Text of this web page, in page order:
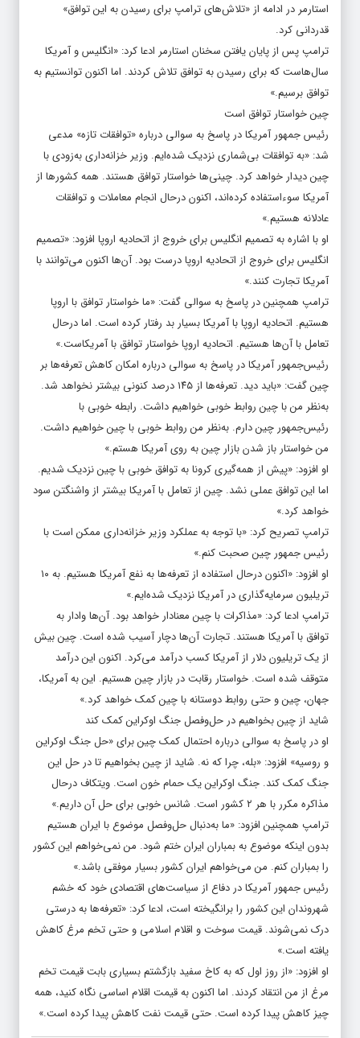
استارمر در ادامه از «تلاش‌های ترامپ برای رسیدن به این توافق»
قدردانی کرد.
ترامپ پس از پایان یافتن سخنان استارمر ادعا کرد: «انگلیس و آمریکا
سال‌هاست که برای رسیدن به توافق تلاش کردند. اما اکنون توانستیم به
توافق برسیم.»
چین خواستار توافق است
رئیس جمهور آمریکا در پاسخ به سوالی درباره «توافقات تازه» مدعی
شد: «به توافقات بی‌شماری نزدیک شده‌ایم. وزیر خزانه‌داری به‌زودی با
چین دیدار خواهد کرد. چینی‌ها خواستار توافق هستند. همه کشورها از
آمریکا سوءاستفاده کرده‌اند، اکنون درحال انجام معاملات و توافقات
عادلانه هستیم.»
او با اشاره به تصمیم انگلیس برای خروج از اتحادیه اروپا افزود: «تصمیم
انگلیس برای خروج از اتحادیه اروپا درست بود. آن‌ها اکنون می‌توانند با
آمریکا تجارت کنند.»
ترامپ همچنین در پاسخ به سوالی گفت: «ما خواستار توافق با اروپا
هستیم. اتحادیه اروپا با آمریکا بسیار بد رفتار کرده است. اما درحال
تعامل با آن‌ها هستیم. اتحادیه اروپا خواستار توافق با آمریکاست.»
رئیس‌جمهور آمریکا در پاسخ به سوالی درباره امکان کاهش تعرفه‌ها بر
چین گفت: «باید دید. تعرفه‌ها از ۱۴۵ درصد کنونی بیشتر نخواهد شد.
به‌نظر من با چین روابط خوبی خواهیم داشت. رابطه خوبی با
رئیس‌جمهور چین دارم. به‌نظر من روابط خوبی با چین خواهیم داشت.
من خواستار باز شدن بازار چین به روی آمریکا هستم.»
او افزود: «پیش از همه‌گیری کرونا به توافق خوبی با چین نزدیک شدیم.
اما این توافق عملی نشد. چین از تعامل با آمریکا بیشتر از واشنگتن سود
خواهد کرد.»
ترامپ تصریح کرد: «با توجه به عملکرد وزیر خزانه‌داری ممکن است با
رئیس جمهور چین صحبت کنم.»
او افزود: «اکنون درحال استفاده از تعرفه‌ها به نفع آمریکا هستیم. به ۱۰
تریلیون سرمایه‌گذاری در آمریکا نزدیک شده‌ایم.»
ترامپ ادعا کرد: «مذاکرات با چین معنادار خواهد بود. آن‌ها وادار به
توافق با آمریکا هستند. تجارت آن‌ها دچار آسیب شده است. چین بیش
از یک تریلیون دلار از آمریکا کسب درآمد می‌کرد. اکنون این درآمد
متوقف شده است. خواستار رقابت در بازار چین هستیم. این به آمریکا،
جهان، چین و حتی روابط دوستانه با چین کمک خواهد کرد.»
شاید از چین بخواهیم در حل‌وفصل جنگ اوکراین کمک کند
او در پاسخ به سوالی درباره احتمال کمک چین برای «حل جنگ اوکراین
و روسیه» افزود: «بله، چرا که نه. شاید از چین بخواهیم تا در حل این
جنگ کمک کند. جنگ اوکراین یک حمام خون است. ویتکاف درحال
مذاکره مکرر با هر ۲ کشور است. شانس خوبی برای حل آن داریم.»
ترامپ همچنین افزود: «ما به‌دنبال حل‌وفصل موضوع با ایران هستیم
بدون اینکه موضوع به بمباران ایران ختم شود. من نمی‌خواهم این کشور
را بمباران کنم. من می‌خواهم ایران کشور بسیار موفقی باشد.»
رئیس جمهور آمریکا در دفاع از سیاست‌های اقتصادی خود که خشم
شهروندان این کشور را برانگیخته است، ادعا کرد: «تعرفه‌ها به درستی
درک نمی‌شوند. قیمت سوخت و اقلام اسلامی و حتی تخم مرغ کاهش
یافته است.»
او افزود: «از روز اول که به کاخ سفید بازگشتم بسیاری بابت قیمت تخم
مرغ از من انتقاد کردند. اما اکنون به قیمت اقلام اساسی نگاه کنید، همه
چیز کاهش پیدا کرده است. حتی قیمت نفت کاهش پیدا کرده است.»